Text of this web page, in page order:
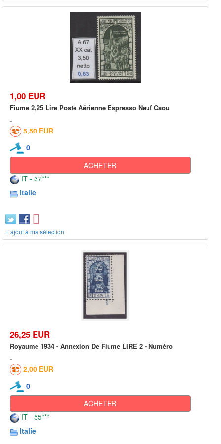
1,00 EUR
Fiume 2,25 Lire Poste Aérienne Espresso Neuf Caou
5,50 EUR
0
ACHETER
IT - 37***
Italie
+ ajout à ma sélection
26,25 EUR
Royaume 1934 - Annexion De Fiume LIRE 2 - Numéro
2,00 EUR
0
ACHETER
IT - 55***
Italie